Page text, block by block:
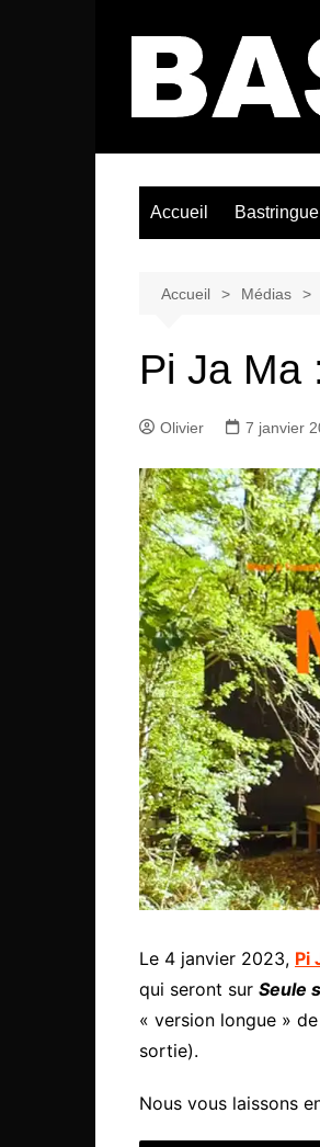
Accueil
Accueil Médias
Pi Ja Ma
Olivier 7 janvier
Le 4 janvier 2023, Pi
qui seront sur Seule
« version longue » de
sortie).
Nous vous laissons